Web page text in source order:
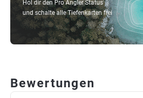
Hol dir den Pro Angler Status
und schalte alle Tiefenkarten frei
Bewertungen